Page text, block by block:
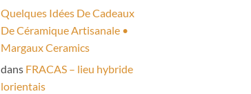
Quelques Idées De Cadeaux
De Céramique Artisanale •
Margaux Ceramics
dans FRACAS – lieu hybride
lorientais